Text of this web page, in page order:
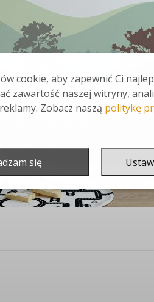
cookie, aby zapewnić Ci
zawartość naszej witryny,
Zobacz naszą politykę
się